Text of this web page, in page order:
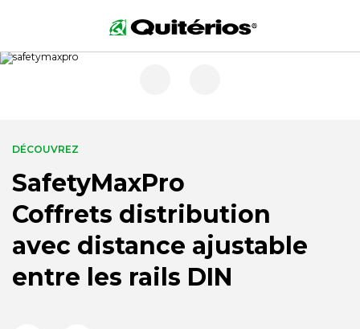
DÉCOUVREZ
SafetyMaxPro
Coffrets distribution
avec distance ajustable
entre les rails DIN